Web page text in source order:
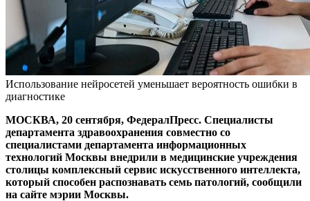
Использование нейросетей уменьшает вероятность ошибки в
диагностике
МОСКВА, 20 сентября, ФедералПресс. Специалисты
департамента здравоохранения совместно со
специалистами департамента информационных
технологий Москвы внедрили в медицинские учреждения
столицы комплексный сервис искусственного интеллекта,
который способен распознавать семь патологий, сообщили
на сайте мэрии Москвы.